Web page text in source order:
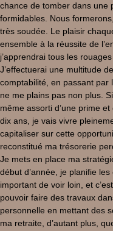
chance de tomber dans une
formidables. Nous
très soudée. Le plaisir
ensemble à la réussite de
j’apprendrai tous les
J’effectuerai une multitude
comptabilité, en passant par
ne me plains pas non plus.
même assorti d’une prime
dix ans, je vais vivre
capitaliser sur cette
reconstitué ma trésorerie
Je mets en place ma
début d’année, je planifie
important de voir loin, et
pouvoir faire des travaux
personnelle en mettant des
ma retraite, d’autant plus,